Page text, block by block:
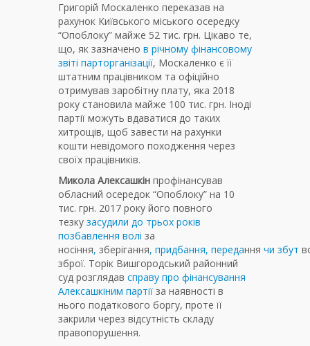
Григорій Москаленко переказав на
рахунок Київського міського осередку
“Опоблоку” майже 52 тис. грн. Цікаво те,
що, як зазначено в річному фінансовому
звіті парторганізації, Москаленко є її
штатним працівником та офіційно
отримував заробітну плату, яка 2018
року становила майже 100 тис. грн. Іноді
партії можуть вдаватися до таких
хитрощів, щоб завести на рахунки
кошти невідомого походження через
своїх працівників.
Микола Алексашкін профінансував
обласний осередок “Опоблоку” на 10
тис. грн. 2017 року його повного
тезку засудили до трьох років
позбавлення волі за
носіння, зберігання, придбання, передання чи збут
зброї. Торік Вишгородський районний
суд розглядав справу про фінансування
Алексашкіним партії за наявності в
нього податкового боргу, проте її
закрили через відсутність складу
правопорушення.